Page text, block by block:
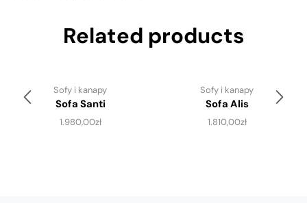
Related products
Sofy i kanapy
Sofa Santi
1.980,00zł
Sofy i kanapy
Sofa Alis
1.810,00zł